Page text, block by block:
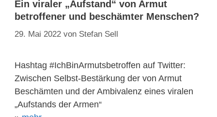
Ein viraler „Aufstand“ von Armut
betroffener und beschämter Menschen?
29. Mai 2022 von Stefan Sell
Hashtag #IchBinArmutsbetroffen auf Twitter:
Zwischen Selbst-Bestärkung der von Armut
Beschämten und der Ambivalenz eines viralen
„Aufstands der Armen“